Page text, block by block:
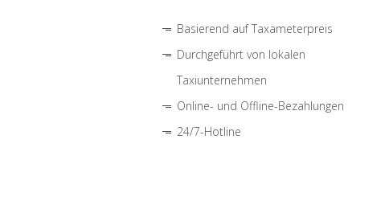
Basierend auf Taxameterpreis
Durchgeführt von lokalen
Taxiunternehmen
Online- und Offline-Bezahlungen
24/7-Hotline